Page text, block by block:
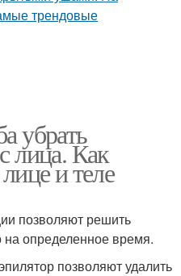
убрать
лица. Как
и теле
позволяют решить
на определенное время.
позволяют удалить